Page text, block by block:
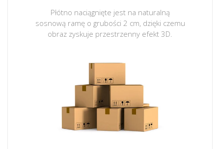
Płótno naciągnięte jest na naturalną
sosnową ramę o grubości 2 cm, dzięki czemu
obraz zyskuje przestrzenny efekt 3D.